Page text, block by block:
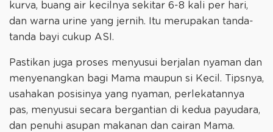
kurva, buang air kecilnya sekitar 6-8 kali per hari,
dan warna urine yang jernih. Itu merupakan tanda-
tanda bayi cukup ASI.
Pastikan juga proses menyusui berjalan nyaman dan
menyenangkan bagi Mama maupun si Kecil. Tipsnya,
usahakan posisinya yang nyaman, perlekatannya
pas, menyusui secara bergantian di kedua payudara,
dan penuhi asupan makanan dan cairan Mama.